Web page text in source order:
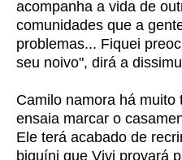
acompanha a vida de
comunidades que a
problemas... Fiquei
seu noivo", dirá a
Camilo namora há muito
ensaia marcar o
Ele terá acabado de
biquíni que Vivi provará